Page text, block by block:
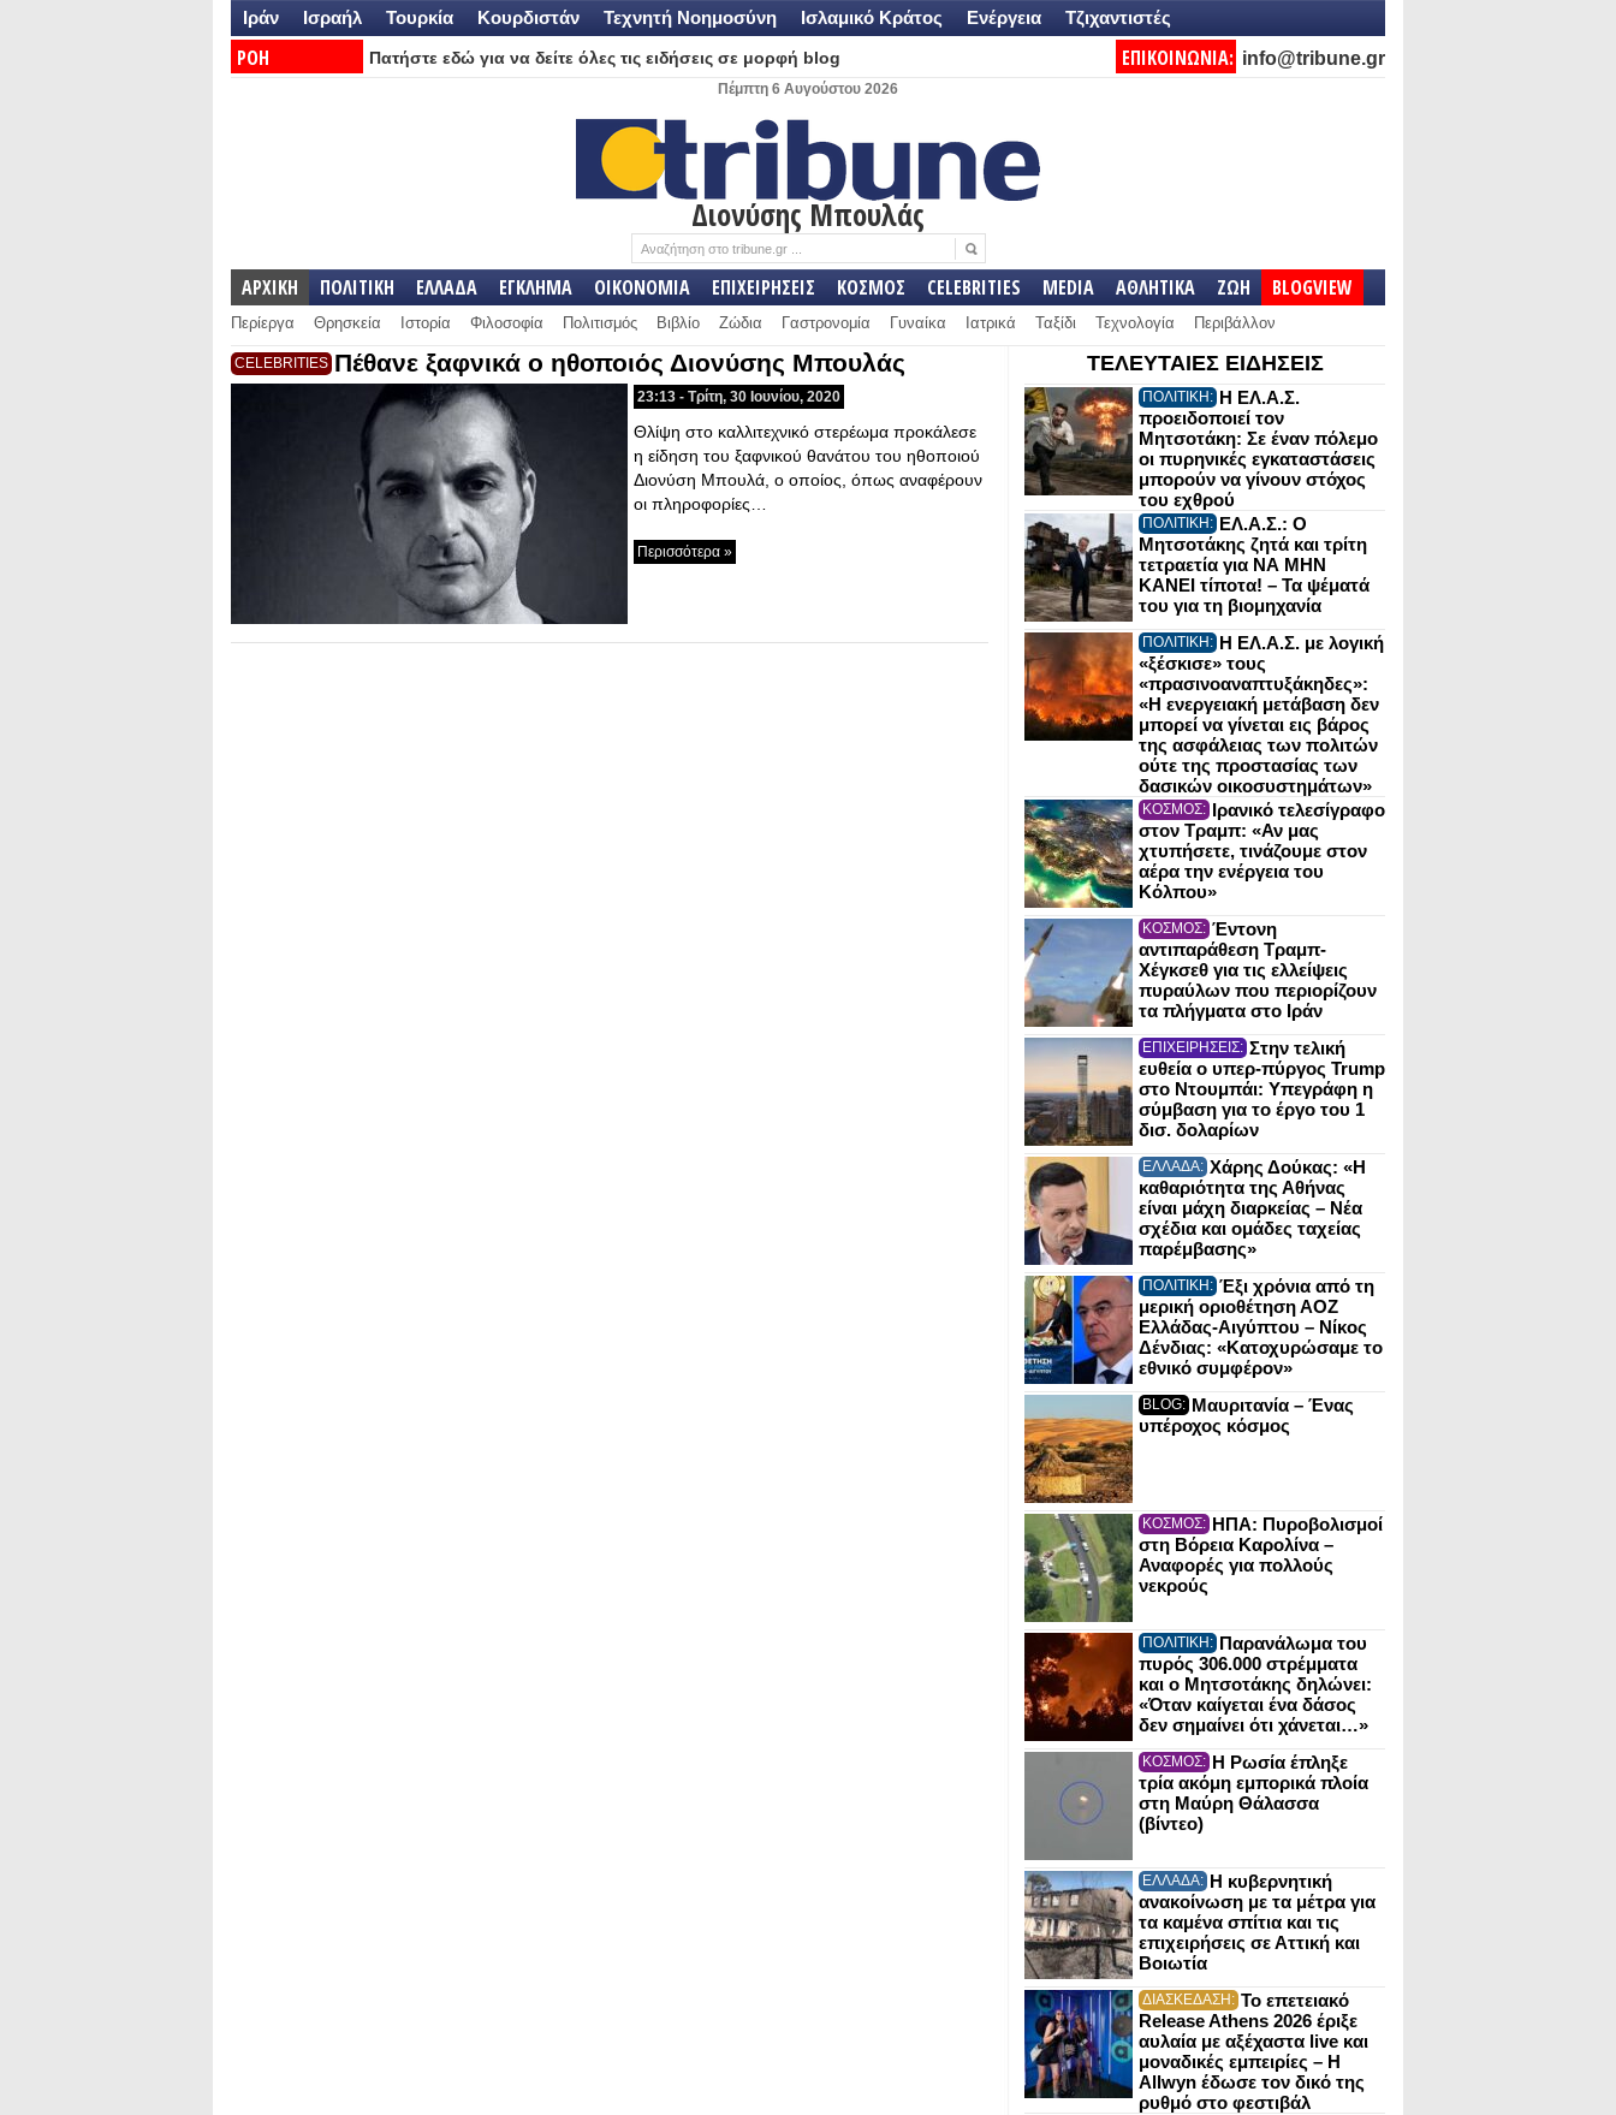
Ιράν Ισραήλ Τουρκία Κουρδιστάν Τεχνητή Νοημοσύνη Ισλαμικό Κράτος Ενέργεια Τζιχαντιστές
ΡΟΗ
Πατήστε εδώ για να δείτε όλες τις ειδήσεις σε μορφή blog ΕΠΙΚΟΙΝΩΝΙΑ: info@tribune.gr
Πέμπτη 6 Αυγούστου 2026
Διονύσης Μπουλάς
ΑΡΧΙΚΗ ΠΟΛΙΤΙΚΗ ΕΛΛΑΔΑ ΕΓΚΛΗΜΑ ΟΙΚΟΝΟΜΙΑ ΕΠΙΧΕΙΡΗΣΕΙΣ ΚΟΣΜΟΣ CELEBRITIES MEDIA ΑΘΛΗΤΙΚΑ ΖΩΗ BLOGVIEW
Περίεργα Θρησκεία Ιστορία Φιλοσοφία Πολιτισμός Βιβλίο Ζώδια Γαστρονομία Γυναίκα Ιατρικά Ταξίδι Τεχνολογία Περιβάλλον
CELEBRITIES Πέθανε ξαφνικά ο ηθοποιός Διονύσης Μπουλάς
23:13 - Τρίτη, 30 Ιουνίου, 2020
Θλίψη στο καλλιτεχνικό στερέωμα προκάλεσε
η είδηση του ξαφνικού θανάτου του ηθοποιού
Διονύση Μπουλά, ο οποίος, όπως αναφέρουν
οι πληροφορίες…
Περισσότερα »
ΤΕΛΕΥΤΑΙΕΣ ΕΙΔΗΣΕΙΣ
ΠΟΛΙΤΙΚΗ: Η ΕΛ.Α.Σ.
προειδοποιεί τον
Μητσοτάκη: Σε έναν πόλεμο
οι πυρηνικές εγκαταστάσεις
μπορούν να γίνουν στόχος
του εχθρού
ΠΟΛΙΤΙΚΗ: ΕΛ.Α.Σ.: Ο
Μητσοτάκης ζητά και τρίτη
τετραετία για ΝΑ ΜΗΝ
ΚΑΝΕΙ τίποτα! – Τα ψέματά
του για τη βιομηχανία
ΠΟΛΙΤΙΚΗ: Η ΕΛ.Α.Σ. με λογική
«ξέσκισε» τους
«πρασινοαναπτυξάκηδες»:
«Η ενεργειακή μετάβαση δεν
μπορεί να γίνεται εις βάρος
της ασφάλειας των πολιτών
ούτε της προστασίας των
δασικών οικοσυστημάτων»
ΚΟΣΜΟΣ: Ιρανικό τελεσίγραφο
στον Τραμπ: «Αν μας
χτυπήσετε, τινάζουμε στον
αέρα την ενέργεια του
Κόλπου»
ΚΟΣΜΟΣ: Έντονη
αντιπαράθεση Τραμπ-
Χέγκσεθ για τις ελλείψεις
πυραύλων που περιορίζουν
τα πλήγματα στο Ιράν
ΕΠΙΧΕΙΡΗΣΕΙΣ: Στην τελική
ευθεία ο υπερ-πύργος Trump
στο Ντουμπάι: Υπεγράφη η
σύμβαση για το έργο του 1
δισ. δολαρίων
ΕΛΛΑΔΑ: Χάρης Δούκας: «Η
καθαριότητα της Αθήνας
είναι μάχη διαρκείας – Νέα
σχέδια και ομάδες ταχείας
παρέμβασης»
ΠΟΛΙΤΙΚΗ: Έξι χρόνια από τη
μερική οριοθέτηση ΑΟΖ
Ελλάδας-Αιγύπτου – Νίκος
Δένδιας: «Κατοχυρώσαμε το
εθνικό συμφέρον»
BLOG: Μαυριτανία – Ένας
υπέροχος κόσμος
ΚΟΣΜΟΣ: ΗΠΑ: Πυροβολισμοί
στη Βόρεια Καρολίνα –
Αναφορές για πολλούς
νεκρούς
ΠΟΛΙΤΙΚΗ: Παρανάλωμα του
πυρός 306.000 στρέμματα
και ο Μητσοτάκης δηλώνει:
«Όταν καίγεται ένα δάσος
δεν σημαίνει ότι χάνεται…»
ΚΟΣΜΟΣ: Η Ρωσία έπληξε
τρία ακόμη εμπορικά πλοία
στη Μαύρη Θάλασσα
(βίντεο)
ΕΛΛΑΔΑ: Η κυβερνητική
ανακοίνωση με τα μέτρα για
τα καμένα σπίτια και τις
επιχειρήσεις σε Αττική και
Βοιωτία
ΔΙΑΣΚΕΔΑΣΗ: Το επετειακό
Release Athens 2026 έριξε
αυλαία με αξέχαστα live και
μοναδικές εμπειρίες – Η
Allwyn έδωσε τον δικό της
ρυθμό στο φεστιβάλ